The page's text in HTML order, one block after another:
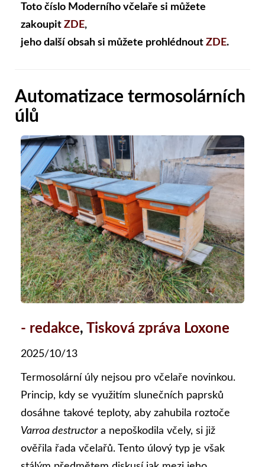
Toto číslo Moderního včelaře si můžete
zakoupit ZDE,
jeho další obsah si můžete prohlédnout ZDE.
Automatizace termosolárních
úlů
- redakce, Tisková zpráva Loxone
2025/10/13
Termosolární úly nejsou pro včelaře novinkou.
Princip, kdy se využitím slunečních paprsků
dosáhne takové teploty, aby zahubila roztoče
Varroa destructora nepoškodila včely, si již
ověřila řada včelařů. Tento úlový typ je však